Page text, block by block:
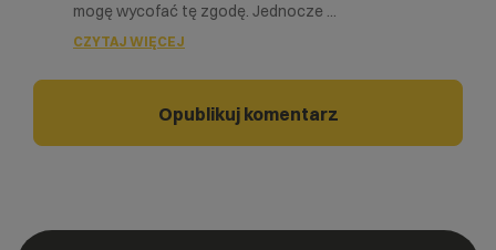
mogę wycofać tę zgodę. Jednocze ...
CZYTAJ WIĘCEJ